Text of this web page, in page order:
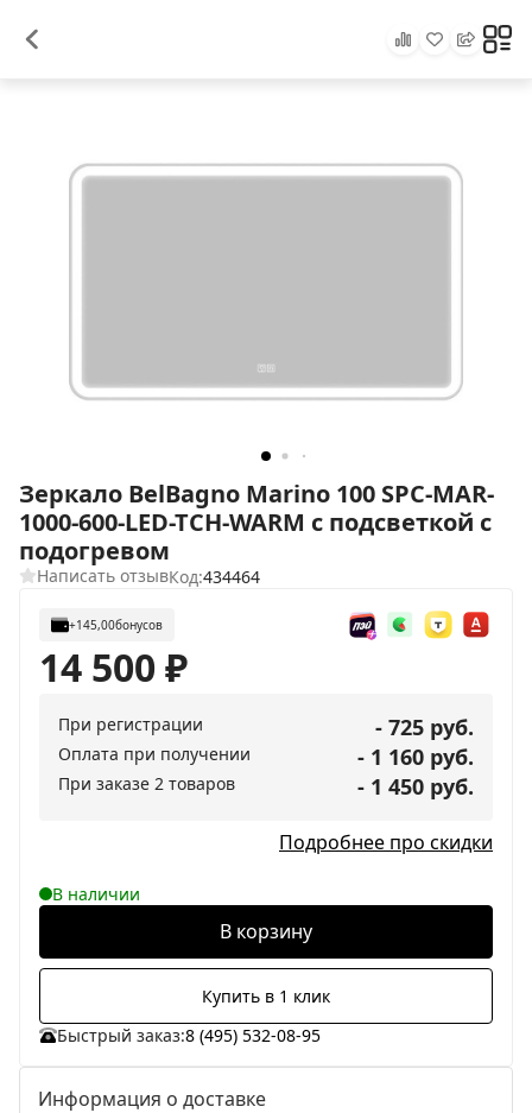
Зеркало BelBagno Marino 100 SPC-MAR-
1000-600-LED-TCH-WARM с подсветкой с
подогревом
Написать отзывКод:434464
+145,00бонусов
14 500₽
При регистрации - 725 руб.
Оплата при получении - 1 160 руб.
При заказе 2 товаров - 1 450 руб.
Подробнее про скидки
В наличии
В корзину
Купить в 1 клик
Быстрый заказ:8 (495) 532-08-95
Информация о доставке